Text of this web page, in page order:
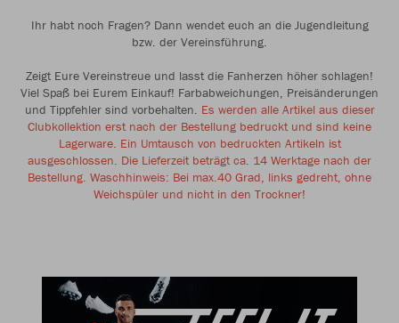
Ihr habt noch Fragen? Dann wendet euch an die Jugendleitung
bzw. der Vereinsführung.
Zeigt Eure Vereinstreue und lasst die Fanherzen höher schlagen!
Viel Spaß bei Eurem Einkauf! Farbabweichungen, Preisänderungen
und Tippfehler sind vorbehalten. Es werden alle Artikel aus dieser
Clubkollektion erst nach der Bestellung bedruckt und sind keine
Lagerware. Ein Umtausch von bedruckten Artikeln ist
ausgeschlossen. Die Lieferzeit beträgt ca. 14 Werktage nach der
Bestellung. Waschhinweis: Bei max.40 Grad, links gedreht, ohne
Weichspüler und nicht in den Trockner!